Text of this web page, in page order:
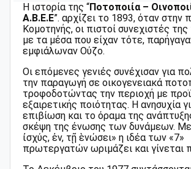
Η ιστορία της “Ποτοποιία –
Α.Β.Ε.Ε”. αρχίζει το 1893, όταν στην
Κομοτηνής, οι πιστοί συνεχιστές
με τα μέσα που είχαν τότε,
εμφιάλωναν Ούζο.
Οι επόμενες γενιές συνέχισαν για
την παραγωγή σε οικογενειακά
τροφοδοτώντας την περιοχή με
εξαιρετικής ποιότητας. H ανησυχία
επιβίωση και το όραμα της
σκέψη της ένωσης των δυνάμεων.
ἰσχύς, ἐν, τῇ ἑνώσει» η ιδέα των «7»
πρωτεργατών ωριμάζει και γίνεται